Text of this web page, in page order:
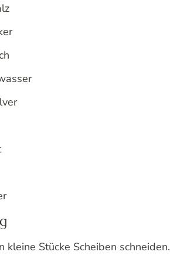
Stücke Scheiben schneiden.